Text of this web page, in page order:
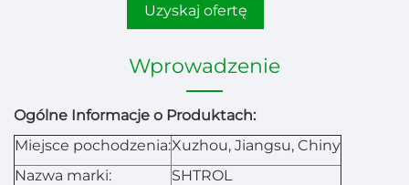
Uzyskaj ofertę
Wprowadzenie
Ogólne Informacje o Produktach:
Miejsce pochodzenia:Xuzhou, Jiangsu, Chiny
Nazwa marki:
SHTROL